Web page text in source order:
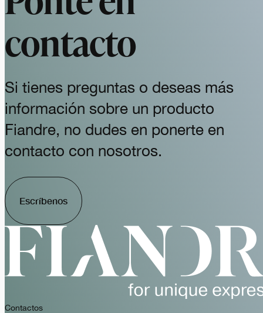
contacto
Si tienes preguntas o deseas más
información sobre un producto
Fiandre, no dudes en ponerte en
contacto con nosotros.
Escríbenos
Contactos